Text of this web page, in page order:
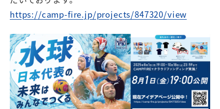
https://camp-fire.jp/projects/847320/view